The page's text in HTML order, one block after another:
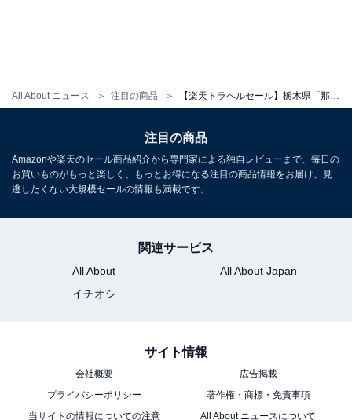
All About ニュース 注目の商品
注目の商品
Amazonや楽天のセール商品紹介から専門家による独自レビューまで、毎日の
お買いものがもっと楽しく、もっとお得になる注目の商品情報をお届け。見
逃したくない大規模セールの情報も満載です。
関連サービス
All About
All About Japan
イチオシ
サイト情報
会社概要
広告掲載
プライバシーポリシー
著作権・商標・免責事項
当サイトの情報についての注意
All About ニュースについて